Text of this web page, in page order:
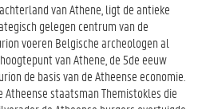
van Athene, ligt de antieke
gelegen centrum van de
voeren Belgische archeologen al
van Athene, de 5de eeuw
de basis van de Atheense economie.
Atheense staatsman Themistokles die